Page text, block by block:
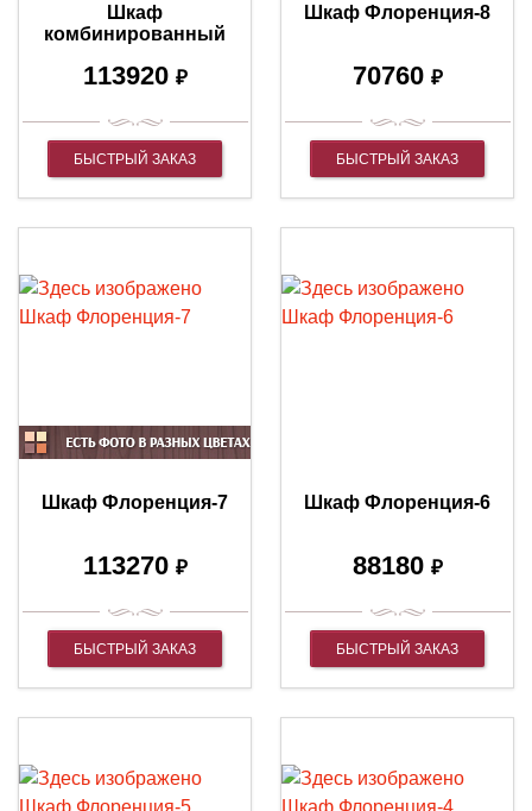
Шкаф
комбинированный
113920 ₽
БЫСТРЫЙ ЗАКАЗ
Шкаф Флоренция-8
70760 ₽
БЫСТРЫЙ ЗАКАЗ
Шкаф Флоренция-7
113270 ₽
БЫСТРЫЙ ЗАКАЗ
Шкаф Флоренция-6
88180 ₽
БЫСТРЫЙ ЗАКАЗ